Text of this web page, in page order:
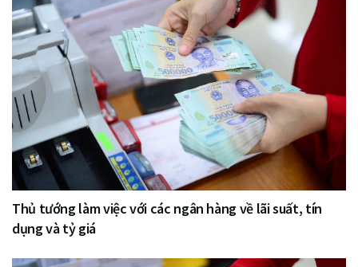
Thủ tướng làm việc với các ngân hàng về lãi suất, tín
dụng và tỷ giá